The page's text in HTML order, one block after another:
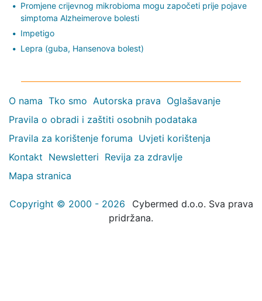
Promjene crijevnog mikrobioma mogu započeti prije pojave
simptoma Alzheimerove bolesti
Impetigo
Lepra (guba, Hansenova bolest)
O nama Tko smo Autorska prava Oglašavanje
Pravila o obradi i zaštiti osobnih podataka
Pravila za korištenje foruma Uvjeti korištenja
Kontakt Newsletteri Revija za zdravlje
Mapa stranica
Copyright © 2000 - 2026
Cybermed d.o.o. Sva prava
pridržana.